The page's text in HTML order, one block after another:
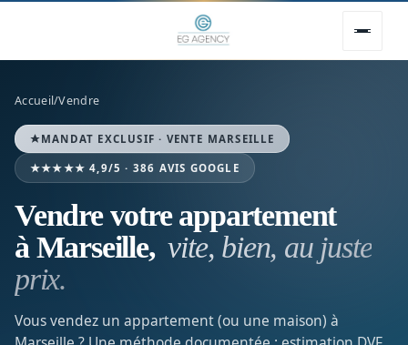
Accueil/Vendre
MANDAT EXCLUSIF · VENTE MARSEILLE
★★★★★ 4,9/5 · 386 AVIS GOOGLE
Vendre votre appartement
à Marseille, vite, bien, au juste
prix.
Vous vendez un appartement (ou une maison) à